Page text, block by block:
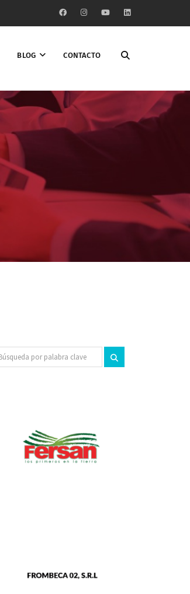
BLOG CONTACTO